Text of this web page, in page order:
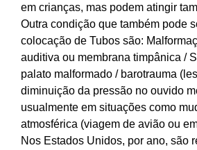
em crianças, mas podem atingir
Outra condição que também pode
colocação de Tubos são:
auditiva ou membrana timpânica /
palato malformado / barotrauma
diminuição da pressão no ouvido
usualmente em situações como
atmosférica (viagem de avião ou
Nos Estados Unidos, por ano, são